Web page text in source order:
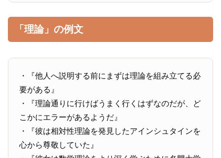
「理論」の例文
・『他人へ説明する前にまずは理論を組み立てる必
要がある』
・『理論通りに行けばうまく行くはずなのだが、ど
こかにエラーがあるようだ』
・『彼は相対性理論を発見したアインシュタインを
心から尊敬していた』